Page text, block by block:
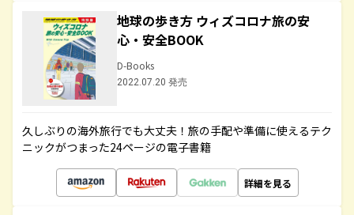
地球の歩き方 ウィズコロナ旅の安
心・安全BOOK
D-Books
2022.07.20 発売
久しぶりの海外旅行でも大丈夫！旅の手配や準備に使えるテク
ニックがつまった24ページの電子書籍
詳細を見る